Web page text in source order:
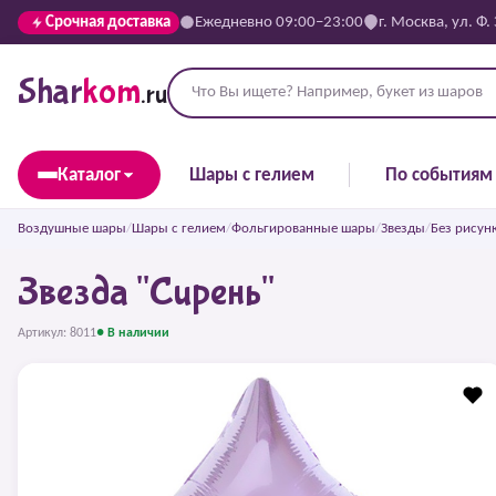
Срочная доставка Ежедневно 09:00–23:00 г. Москва, ул. Ф.
Sharkom.ru
Каталог Шары с гелием По событиям
Воздушные шары/Шары с гелием/Фольгированные шары/Звезды/Без
Звезда "Сирень"
Артикул: 8011● В наличии